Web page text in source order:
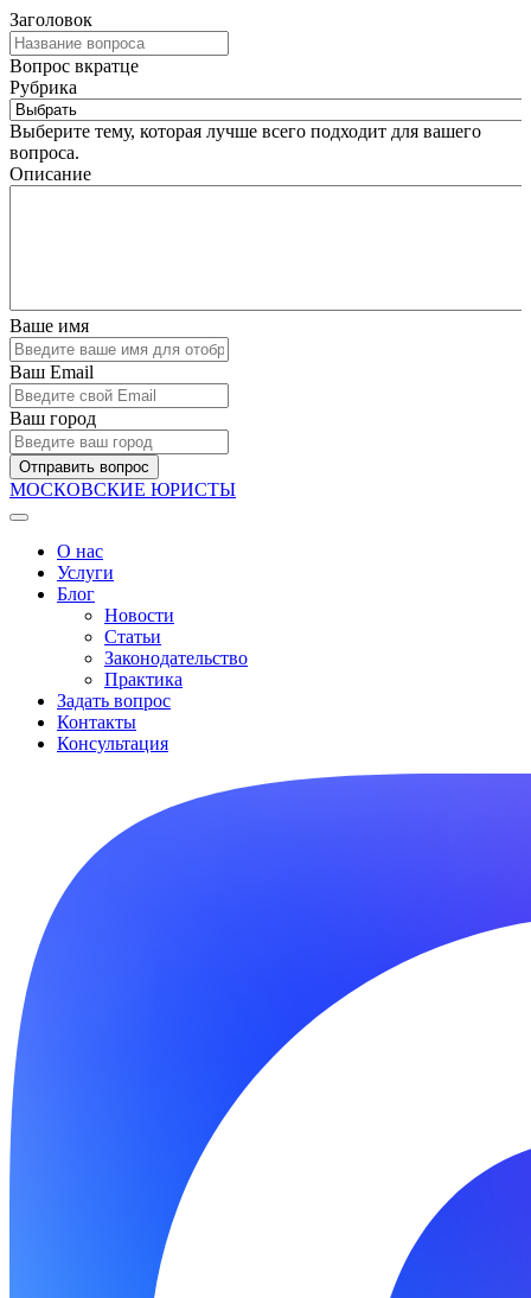
Заголовок
Вопрос вкратце
Рубрика
Выберите тему, которая лучше всего подходит для вашего
вопроса.
Описание
Ваше имя
Ваш Email
Ваш город
Отправить вопрос
МОСКОВСКИЕ ЮРИСТЫ
О нас
Услуги
Блог
Новости
Статьи
Законодательство
Практика
Задать вопрос
Контакты
Консультация